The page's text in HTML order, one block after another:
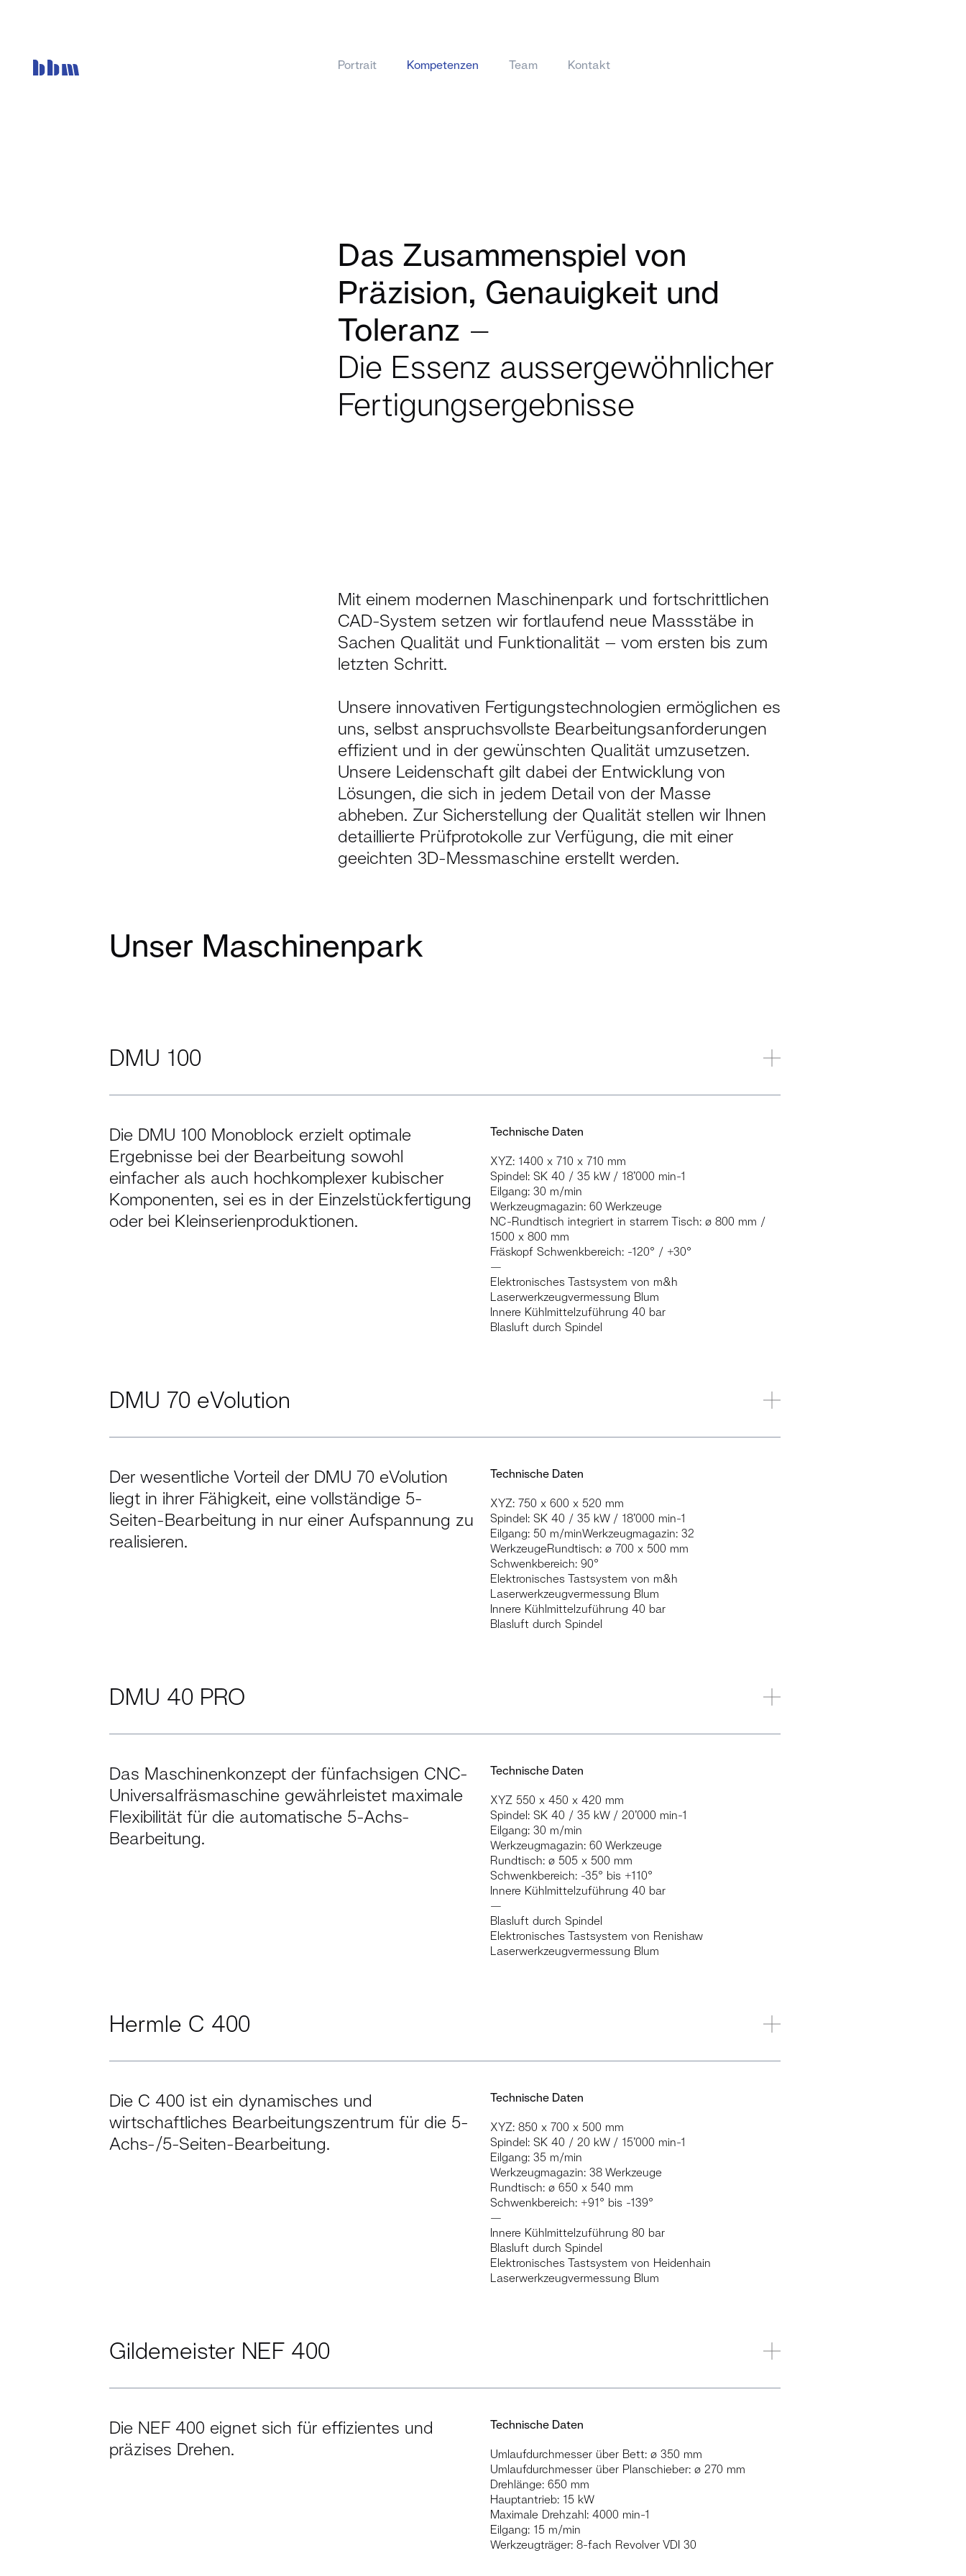
Portrait Kompetenzen Team Kontakt
Das Zusammenspiel von
Präzision, Genauigkeit und
Toleranz –
Die Essenz aussergewöhnlicher
Fertigungsergebnisse
Mit einem modernen Maschinenpark und fortschrittlichen
CAD-System setzen wir fortlaufend neue Massstäbe in
Sachen Qualität und Funktionalität – vom ersten bis zum
letzten Schritt.
Unsere innovativen Fertigungstechnologien ermöglichen es
uns, selbst anspruchsvollste Bearbeitungsanforderungen
effizient und in der gewünschten Qualität umzusetzen.
Unsere Leidenschaft gilt dabei der Entwicklung von
Lösungen, die sich in jedem Detail von der Masse
abheben. Zur Sicherstellung der Qualität stellen wir Ihnen
detaillierte Prüfprotokolle zur Verfügung, die mit einer
geeichten 3D-Messmaschine erstellt werden.
Unser Maschinenpark
DMU 100
Die DMU 100 Monoblock erzielt optimale
Ergebnisse bei der Bearbeitung sowohl
einfacher als auch hochkomplexer kubischer
Komponenten, sei es in der Einzelstückfertigung
oder bei Kleinserienproduktionen.
Technische Daten
XYZ: 1400 x 710 x 710 mm
Spindel: SK 40 / 35 kW / 18’000 min-1
Eilgang: 30 m/min
Werkzeugmagazin: 60 Werkzeuge
NC-Rundtisch integriert in starrem Tisch: ø 800 mm /
1500 x 800 mm
Fräskopf Schwenkbereich: -120° / +30°
—
Elektronisches Tastsystem von m&h
Laserwerkzeugvermessung Blum
Innere Kühlmittelzuführung 40 bar
Blasluft durch Spindel
DMU 70 eVolution
Der wesentliche Vorteil der DMU 70 eVolution
liegt in ihrer Fähigkeit, eine vollständige 5-
Seiten-Bearbeitung in nur einer Aufspannung zu
realisieren.
Technische Daten
XYZ: 750 x 600 x 520 mm
Spindel: SK 40 / 35 kW / 18’000 min-1
Eilgang: 50 m/minWerkzeugmagazin: 32
WerkzeugeRundtisch: ø 700 x 500 mm
Schwenkbereich: 90°
Elektronisches Tastsystem von m&h
Laserwerkzeugvermessung Blum
Innere Kühlmittelzuführung 40 bar
Blasluft durch Spindel
DMU 40 PRO
Das Maschinenkonzept der fünfachsigen CNC-
Universalfräsmaschine gewährleistet maximale
Flexibilität für die automatische 5-Achs-
Bearbeitung.
Technische Daten
XYZ 550 x 450 x 420 mm
Spindel: SK 40 / 35 kW / 20’000 min-1
Eilgang: 30 m/min
Werkzeugmagazin: 60 Werkzeuge
Rundtisch: ø 505 x 500 mm
Schwenkbereich: -35° bis +110°
Innere Kühlmittelzuführung 40 bar
—
Blasluft durch Spindel
Elektronisches Tastsystem von Renishaw
Laserwerkzeugvermessung Blum
Hermle C 400
Die C 400 ist ein dynamisches und
wirtschaftliches Bearbeitungszentrum für die 5-
Achs-/5-Seiten-Bearbeitung.
Technische Daten
XYZ: 850 x 700 x 500 mm
Spindel: SK 40 / 20 kW / 15’000 min-1
Eilgang: 35 m/min
Werkzeugmagazin: 38 Werkzeuge
Rundtisch: ø 650 x 540 mm
Schwenkbereich: +91° bis -139°
—
Innere Kühlmittelzuführung 80 bar
Blasluft durch Spindel
Elektronisches Tastsystem von Heidenhain
Laserwerkzeugvermessung Blum
Gildemeister NEF 400
Die NEF 400 eignet sich für effizientes und
präzises Drehen.
Technische Daten
Umlaufdurchmesser über Bett: ø 350 mm
Umlaufdurchmesser über Planschieber: ø 270 mm
Drehlänge: 650 mm
Hauptantrieb: 15 kW
Maximale Drehzahl: 4000 min-1
Eilgang: 15 m/min
Werkzeugträger: 8-fach Revolver VDI 30